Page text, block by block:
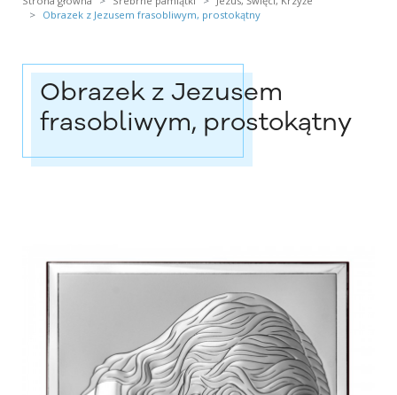
Obrazek z Jezusem frasobliwym, prostokątny
Obrazek z Jezusem
frasobliwym, prostokątny